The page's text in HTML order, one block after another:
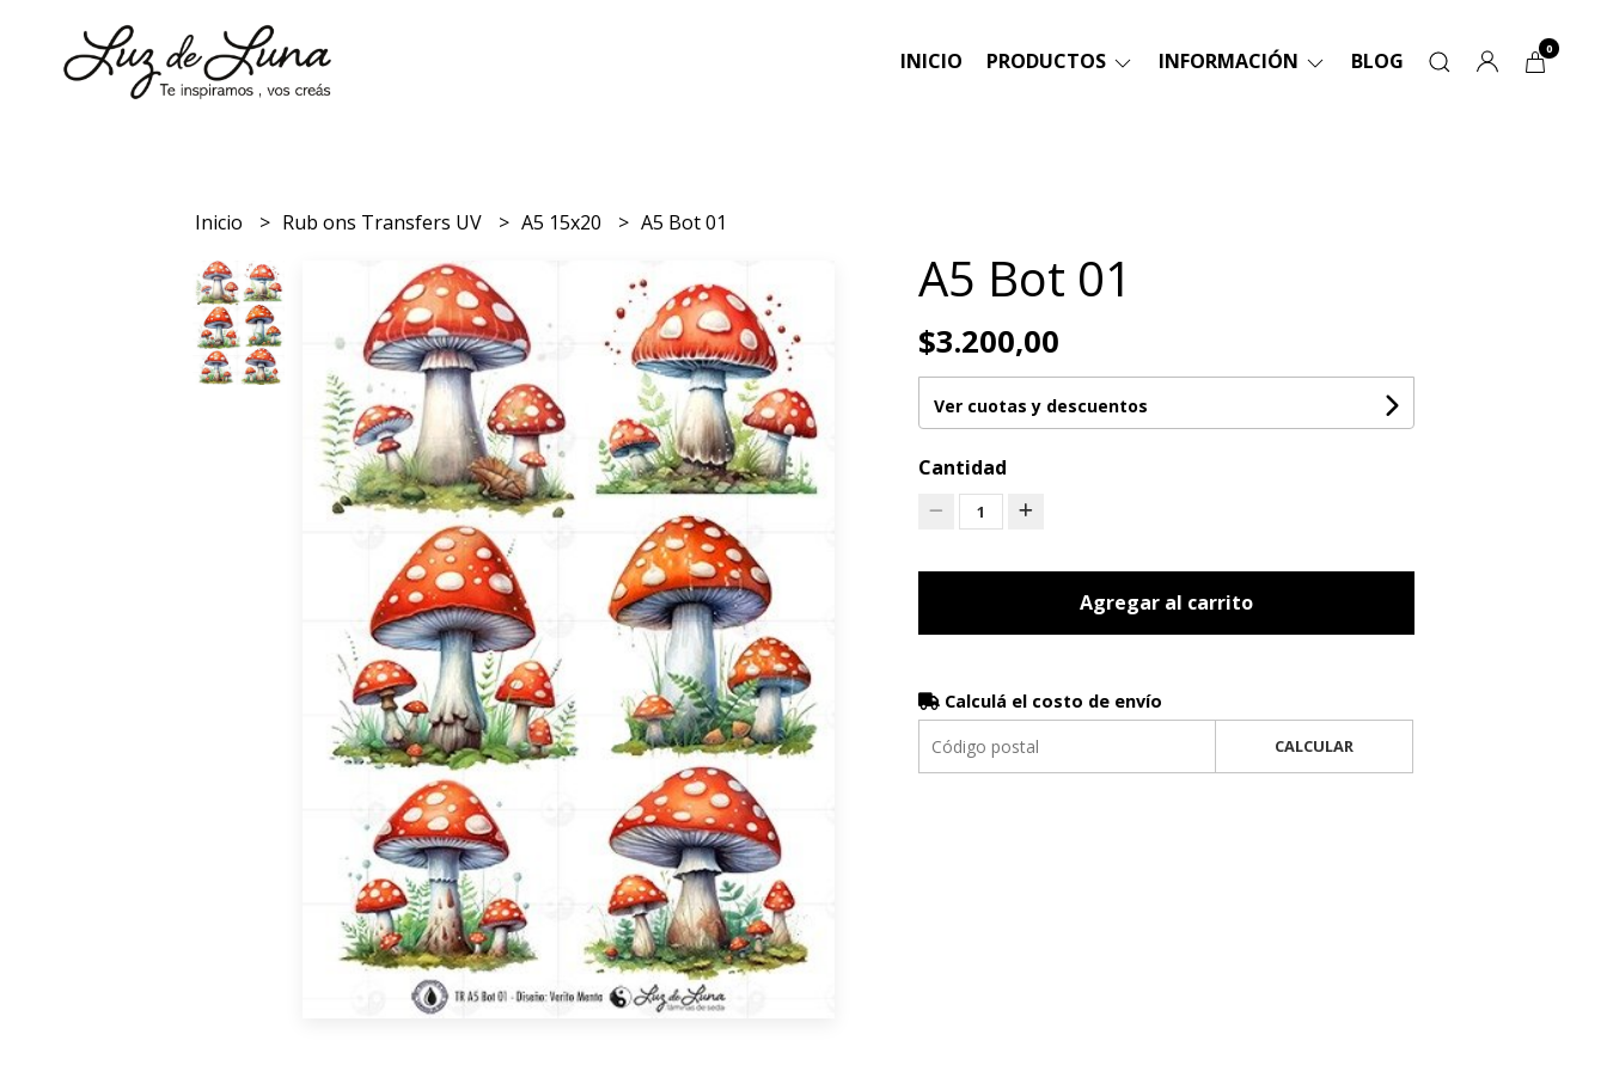
INICIO PRODUCTOS INFORMACIÓN BLOG 0
Inicio Rub ons Transfers UV A5 15x20 A5 Bot 01
A5 Bot 01
$3.200,00
Ver cuotas y descuentos
Cantidad
1
Agregar al carrito
Calculá el costo de envío
CALCULAR